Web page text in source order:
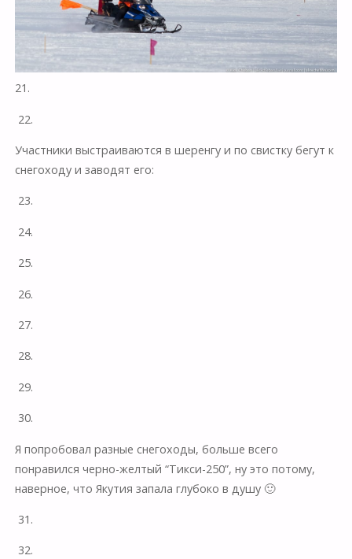
21.
22.
Участники выстраиваются в шеренгу и по свистку бегут к
снегоходу и заводят его:
23.
24.
25.
26.
27.
28.
29.
30.
Я попробовал разные снегоходы, больше всего
понравился черно-желтый “Тикси-250”, ну это потому,
наверное, что Якутия запала глубоко в душу 🙂
31.
32.